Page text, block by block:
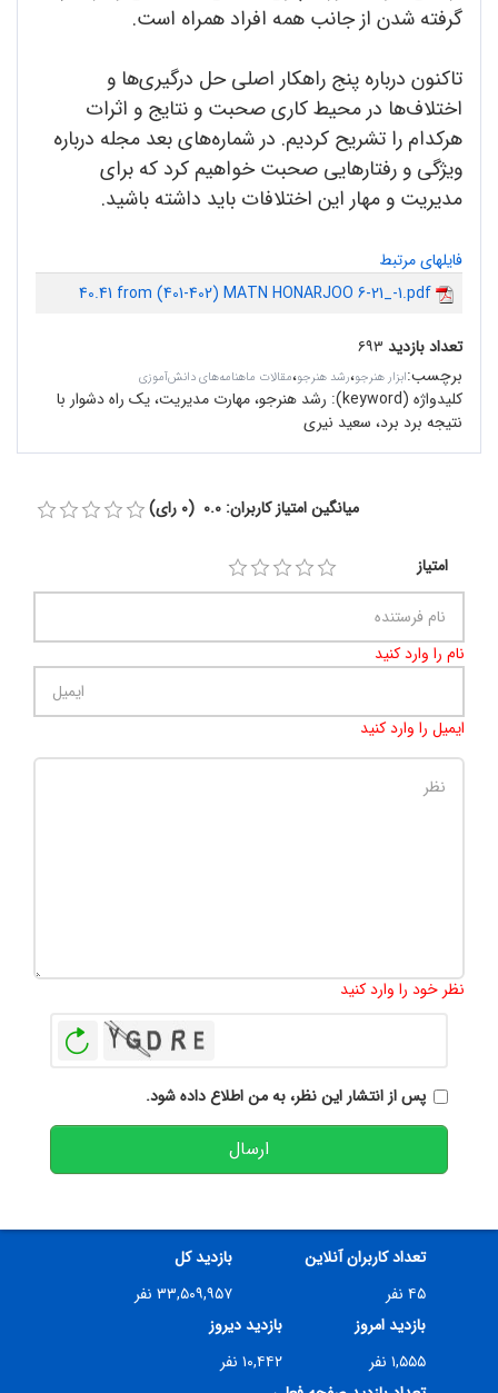
گرفته شدن از جانب همه افراد همراه است.
تاکنون درباره پنج راهکار اصلی حل درگیری‌ها و
اختلاف‌ها در محیط کاری صحبت و نتایج و اثرات
هرکدام را تشریح کردیم. در شماره‌های بعد مجله درباره
ویژگی و رفتارهایی صحبت خواهیم کرد که برای
مدیریت و مهار این اختلافات باید داشته باشید.
فایلهای مرتبط
40.41 from (401-402) MATN HONARJOO 6-21_-1.pdf
تعداد بازدید ۶۹۳
برچسب:ابزار هنرجو،رشد هنرجو،مقالات ماهنامه‌های دانش‌آموزی
کلیدواژه (keyword):
رشد هنرجو، مهارت مدیریت، یک راه دشوار با
نتیجه برد برد، سعید نیری
میانگین امتیاز کاربران: 0.0 (0 رای)
امتیاز
نام را وارد کنید
ایمیل را وارد کنید
نظر خود را وارد کنید
پس از انتشار این نظر، به من اطلاع داده شود.
ارسال
تعداد کاربران آنلاین
۴۵ نفر
بازدید کل
۳۳,۵۰۹,۹۵۷ نفر
بازدید امروز
۱,۵۵۵ نفر
بازدید دیروز
۱۰,۴۴۲ نفر